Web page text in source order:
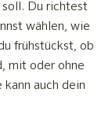
Du richtest
wählen, wie
frühstückst, ob
mit oder ohne
kann auch dein